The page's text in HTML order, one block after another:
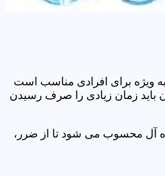
به ویژه برای افرادی مناسب است
باید زمان زیادی را صرف رسیدن
آل محسوب می شود تا از ضرر،